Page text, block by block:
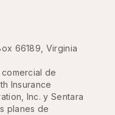
66189, Virginia
de
Insurance
Inc. y Sentara
planes de